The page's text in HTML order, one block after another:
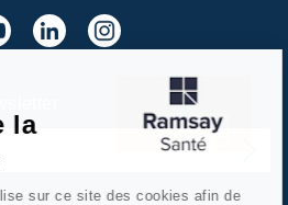
la
sur ce site des cookies afin de